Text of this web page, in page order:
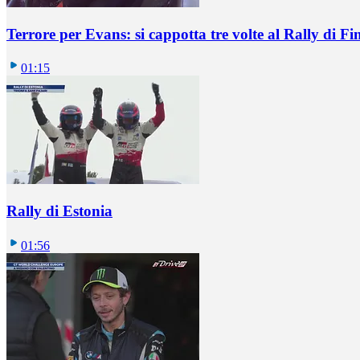
Terrore per Evans: si cappotta tre volte al Rally di
01:15
Rally di Estonia
01:56